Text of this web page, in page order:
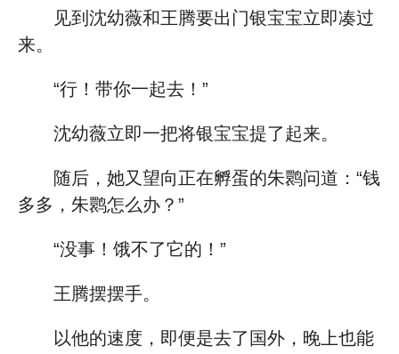
见到沈幼薇和王腾要出门银宝宝立即凑过
来。
“行！带你一起去！”
沈幼薇立即一把将银宝宝提了起来。
随后，她又望向正在孵蛋的朱鹮问道：“钱
多多，朱鹮怎么办？”
“没事！饿不了它的！”
王腾摆摆手。
以他的速度，即便是去了国外，晚上也能